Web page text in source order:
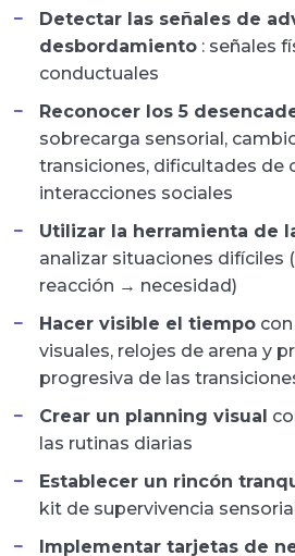
Detectar las señales de
desbordamiento : señales
conductuales
Reconocer los 5
sobrecarga sensorial,
transiciones, dificultades de
interacciones sociales
Utilizar la herramienta de
analizar situaciones difíciles
reacción → necesidad)
Hacer visible el tiempo
visuales, relojes de arena y
progresiva de las
Crear un planning visual
las rutinas diarias
Establecer un rincón
kit de supervivencia
Implementar tarjetas de